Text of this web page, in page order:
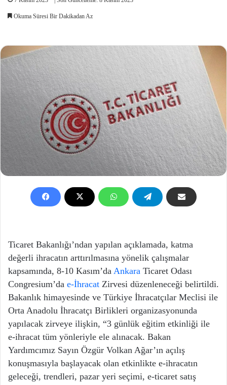
Okuma Süresi Bir Dakikadan Az
Ticaret Bakanlığı’ndan yapılan açıklamada, katma
değerli ihracatın arttırılmasına yönelik çalışmalar
kapsamında, 8-10 Kasım’da Ankara Ticaret Odası
Congresium’da e-İhracat Zirvesi düzenleneceği belirtildi.
Bakanlık himayesinde ve Türkiye İhracatçılar Meclisi ile
Orta Anadolu İhracatçı Birlikleri organizasyonunda
yapılacak zirveye ilişkin, “3 günlük eğitim etkinliği ile
e-ihracat tüm yönleriyle ele alınacak. Bakan
Yardımcımız Sayın Özgür Volkan Ağar’ın açılış
konuşmasıyla başlayacak olan etkinlikte e-ihracatın
geleceği, trendleri, pazar yeri seçimi, e-ticaret satış